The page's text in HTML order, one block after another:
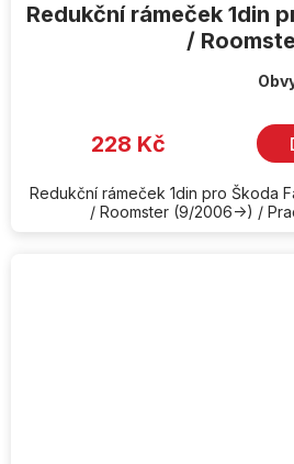
Redukční rámeček 1din
/
228 Kč
Redukční rámeček 1din pro Škoda
/ Roomster (9/2006->) /